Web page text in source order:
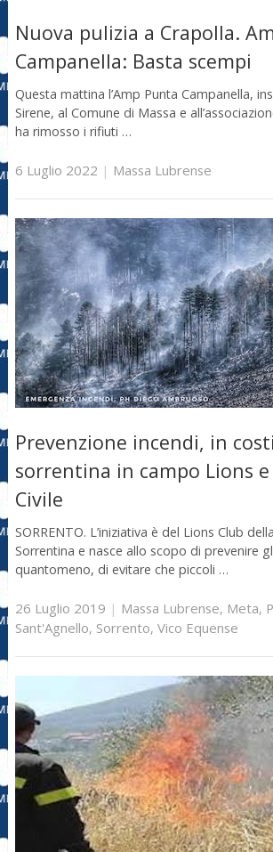
Nuova pulizia a Crapolla.
Campanella: Basta scempi
Questa mattina l’Amp Punta Campanella,
Sirene, al Comune di Massa e
ha rimosso i rifiuti …
6 Luglio 2022 | Massa Lubrense
Prevenzione incendi, in
sorrentina in campo Lions
Civile
SORRENTO. L’iniziativa è del Lions Club
Sorrentina e nasce allo scopo di prevenire
quantomeno, di evitare che piccoli …
26 Luglio 2019 | Massa Lubrense, Meta,
Sant'Agnello, Sorrento, Vico Equense